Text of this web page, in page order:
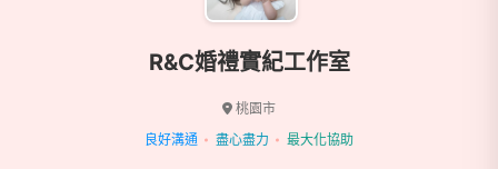
R&C婚禮實紀工作室
桃園市
良好溝通
盡心盡力 最大化協助